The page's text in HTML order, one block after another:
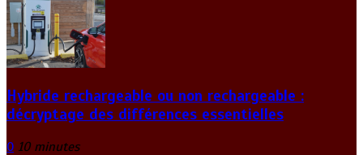
Hybride rechargeable ou non rechargeable :
décryptage des différences essentielles
0 10 minutes